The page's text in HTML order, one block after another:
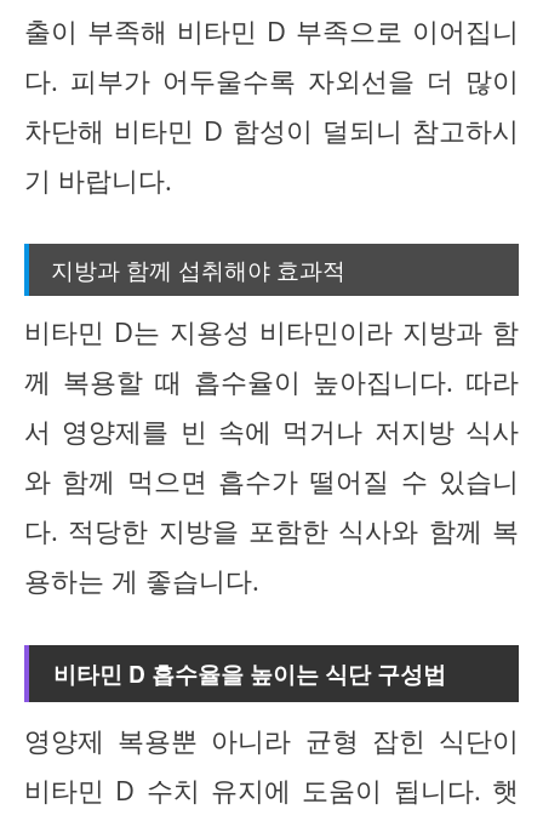
출이 부족해 비타민 D 부족으로 이어집니
다. 피부가 어두울수록 자외선을 더 많이
차단해 비타민 D 합성이 덜되니 참고하시
기 바랍니다.
지방과 함께 섭취해야 효과적
비타민 D는 지용성 비타민이라 지방과 함
께 복용할 때 흡수율이 높아집니다. 따라
서 영양제를 빈 속에 먹거나 저지방 식사
와 함께 먹으면 흡수가 떨어질 수 있습니
다. 적당한 지방을 포함한 식사와 함께 복
용하는 게 좋습니다.
비타민 D 흡수율을 높이는 식단 구성법
영양제 복용뿐 아니라 균형 잡힌 식단이
비타민 D 수치 유지에 도움이 됩니다. 햇